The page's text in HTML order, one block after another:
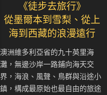
《徒步去旅行》
從墨爾本到雪梨、從上
海到西藏的浪漫遠行
澳洲維多利亞省的九十英里海
灘，無邊沙岸一路鋪向海天交
界，海浪、風聲、鳥群與沿途小
鎮，構成最原始也最自由的旅途